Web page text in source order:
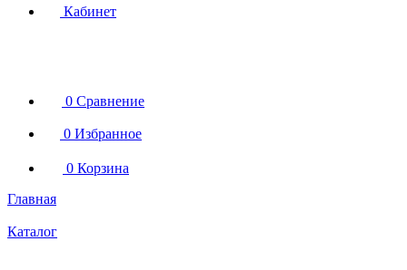
Кабинет
0 Сравнение
0 Избранное
0 Корзина
Главная
Каталог